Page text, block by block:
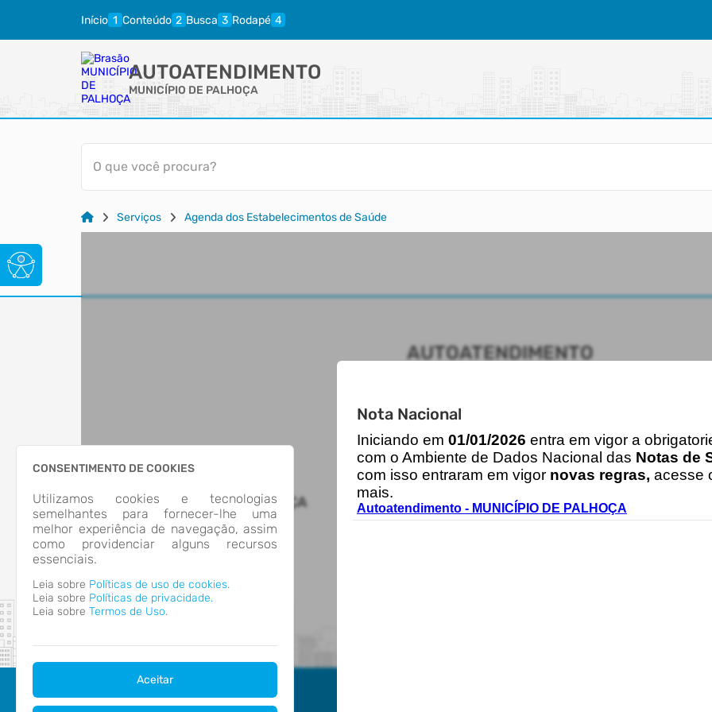
Início Conteúdo Busca Rodapé
AUTOATENDIMENTO
MUNICÍPIO DE PALHOÇA
O que você procura?
Serviços Agenda dos Estabelecimentos de Saúde
CONSENTIMENTO DE COOKIES
Utilizamos cookies e tecnologias
semelhantes para fornecer-lhe uma
melhor experiência de navegação, assim
como providenciar alguns recursos
essenciais.
Leia sobre Políticas de uso de cookies.
Leia sobre Políticas de privacidade.
Leia sobre Termos de Uso.
Aceitar
Nota Nacional
Iniciando em 01/01/2026 entra em vigor a
com o Ambiente de Dados Nacional das Notas de
com isso entraram em vigor novas regras, acesse
mais.
Autoatendimento - MUNICÍPIO DE PALHOÇA
MUNICÍPIO DE PALHOÇA
AUTOATENDIMENTO
Acesso à Informação
Cidadão
Transparência
CONTATOS
(48) 3220-0300